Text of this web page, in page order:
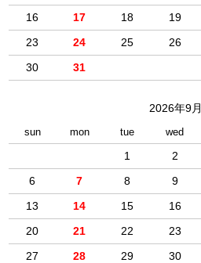
16
17 18 19
23
24 25 26
30
31
2026年9月
sun mon tue wed
1 2
6
7 8 9
13
14 15 16
20
21 22 23
27
28 29 30